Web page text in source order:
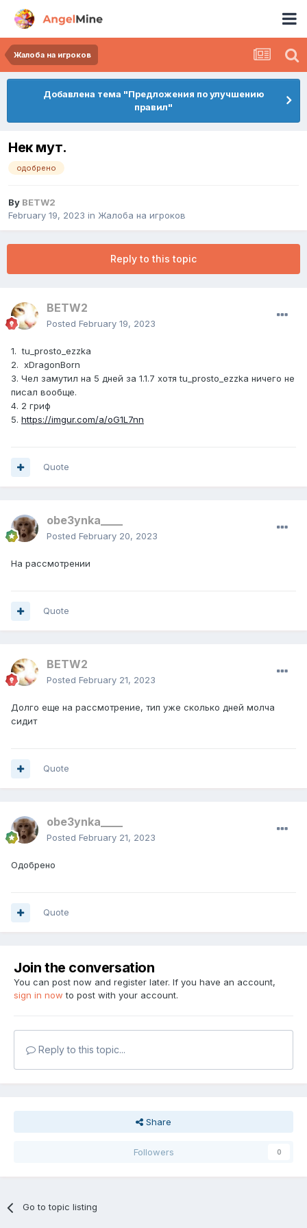
Жалоба на игроков
Добавлена тема "Предложения по улучшению
правил"
Нек мут.
одобрено
By BETW2
February 19, 2023 in Жалоба на игроков
Reply to this topic
BETW2
Posted February 19, 2023
1. tu_prosto_ezzka
2. xDragonBorn
3. Чел замутил на 5 дней за 1.1.7 хотя tu_prosto_ezzka ничего не
писал вообще.
4. 2 гриф
5. https://imgur.com/a/oG1L7nn
Quote
obe3ynka____
Posted February 20, 2023
На рассмотрении
Quote
BETW2
Posted February 21, 2023
Долго еще на рассмотрение, тип уже сколько дней молча
сидит
Quote
obe3ynka____
Posted February 21, 2023
Одобрено
Quote
Join the conversation
You can post now and register later. If you have an account,
sign in now to post with your account.
Reply to this topic...
Share
Followers 0
Go to topic listing